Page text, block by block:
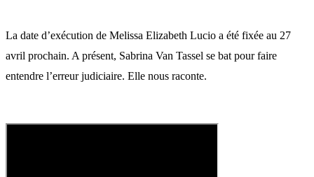
La date d’exécution de Melissa Elizabeth Lucio a été fixée au 27
avril prochain. A présent, Sabrina Van Tassel se bat pour faire
entendre l’erreur judiciaire. Elle nous raconte.